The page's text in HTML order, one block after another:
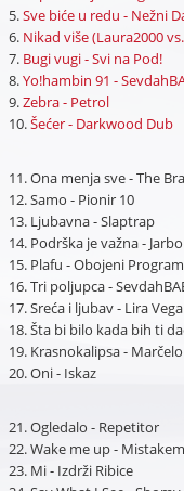
5.Sve biće u redu - Nežni
6. Nikad više (Laura2000
7. Bugi vugi - Svi na Pod!
8.Yo!hambin 91 -
9.Zebra - Petrol
10.Šećer - Darkwood Dub
11. Ona menja sve - The
12. Samo - Pionir 10
13. Ljubavna - Slaptrap
14. Podrška je važna -
15. Plafu - Obojeni Program
16. Tri poljupca -
17. Sreća i ljubav - Lira Vega
18. Šta bi bilo kada bih ti
19. Krasnokalipsa -
20. Oni - Iskaz
21. Ogledalo - Repetitor
22. Wake me up -
23. Mi - Izdrži Ribice